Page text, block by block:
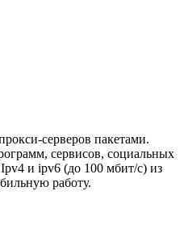
серверов пакетами.
сервисов, социальных
и ipv6 (до 100 мбит/с) из
работу.